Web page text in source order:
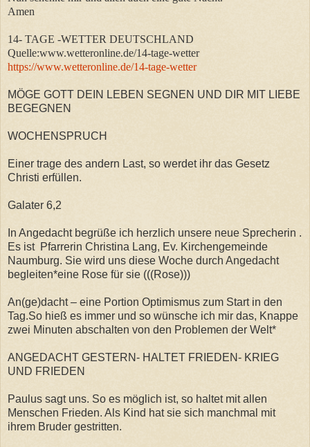
Amen
14- TAGE -WETTER DEUTSCHLAND
Quelle:www.wetteronline.de/14-tage-wetter
https://www.wetteronline.de/14-tage-wetter
MÖGE GOTT DEIN LEBEN SEGNEN UND DIR MIT LIEBE
BEGEGNEN
WOCHENSPRUCH
Einer trage des andern Last, so werdet ihr das Gesetz
Christi erfüllen.
Galater 6,2
In Angedacht begrüße ich herzlich unsere neue Sprecherin .
Es ist Pfarrerin Christina Lang, Ev. Kirchengemeinde
Naumburg. Sie wird uns diese Woche durch Angedacht
begleiten*eine Rose für sie (((Rose)))
An(ge)dacht – eine Portion Optimismus zum Start in den
Tag.So hieß es immer und so wünsche ich mir das, Knappe
zwei Minuten abschalten von den Problemen der Welt*
ANGEDACHT GESTERN- HALTET FRIEDEN- KRIEG
UND FRIEDEN
Paulus sagt uns. So es möglich ist, so haltet mit allen
Menschen Frieden. Als Kind hat sie sich manchmal mit
ihrem Bruder gestritten.